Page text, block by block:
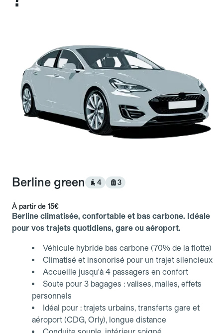
Berline green 4 3
À partir de 15€
Berline climatisée, confortable et bas carbone. Idéale
pour vos trajets quotidiens, gare ou aéroport.
Véhicule hybride bas carbone (70% de la flotte)
Climatisé et insonorisé pour un trajet silencieux
Accueille jusqu'à 4 passagers en confort
Soute pour 3 bagages : valises, malles, effets
personnels
Idéal pour : trajets urbains, transferts gare et
aéroport (CDG, Orly), longue distance